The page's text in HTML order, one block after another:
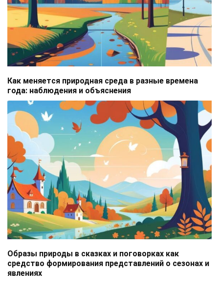
Как меняется природная среда в разные времена
года: наблюдения и объяснения
Образы природы в сказках и поговорках как
средство формирования представлений о сезонах и
явлениях